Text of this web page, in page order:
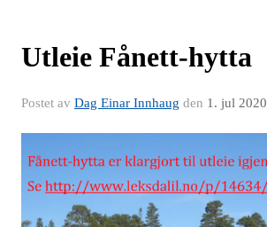
Utleie Fånett-hytta
Postet av Dag Einar Innhaug den 1. jul 2020